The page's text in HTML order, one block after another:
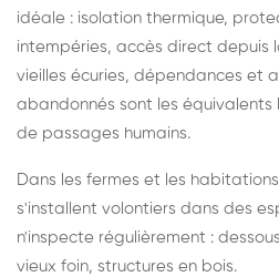
idéale : isolation thermique,
intempéries, accès direct depuis
vieilles écuries, dépendances et
abandonnés sont les équivalents
de passages humains.
Dans les fermes et les
s'installent volontiers dans des
n'inspecte régulièrement :
vieux foin, structures en bois.